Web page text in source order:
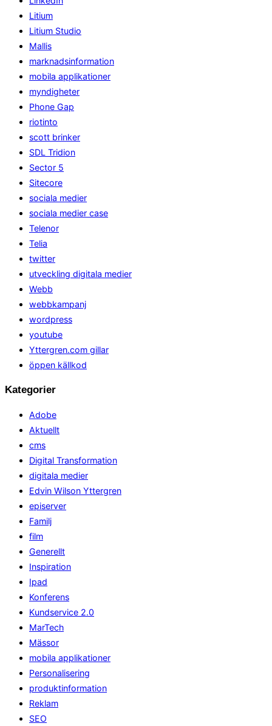
Litium
Litium Studio
Mallis
marknadsinformation
mobila applikationer
myndigheter
Phone Gap
riotinto
scott brinker
SDL Tridion
Sector 5
Sitecore
sociala medier
sociala medier case
Telenor
Telia
twitter
utveckling digitala medier
Webb
webbkampanj
wordpress
youtube
Yttergren.com gillar
öppen källkod
Kategorier
Adobe
Aktuellt
cms
Digital Transformation
digitala medier
Edvin Wilson Yttergren
episerver
Familj
film
Generellt
Inspiration
Ipad
Konferens
Kundservice 2.0
MarTech
Mässor
mobila applikationer
Personalisering
produktinformation
Reklam
SEO